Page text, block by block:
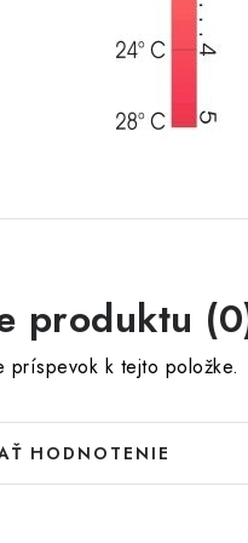
produktu
príspevok k tejto položke.
HODNOTENIE